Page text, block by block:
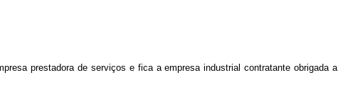
prestadora de serviços e fica a empresa industrial contratante obrigada a